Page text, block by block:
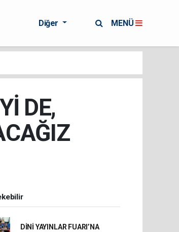
Diğer MENÜ
DE,
DİNİ YAYINLAR FUARI’NA